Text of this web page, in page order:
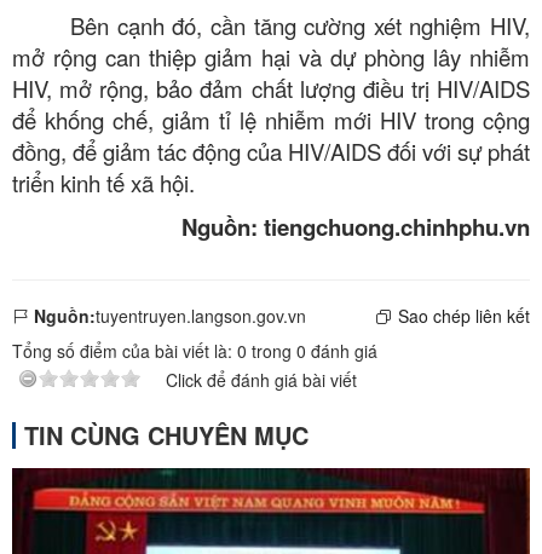
Bên cạnh đó, cần tăng cường xét nghiệm HIV,
mở rộng can thiệp giảm hại và dự phòng lây nhiễm
HIV, mở rộng, bảo đảm chất lượng điều trị HIV/AIDS
để khống chế, giảm tỉ lệ nhiễm mới HIV trong cộng
đồng, để giảm tác động của HIV/AIDS đối với sự phát
triển kinh tế xã hội.
Nguồn: tiengchuong.chinhphu.vn
Nguồn:tuyentruyen.langson.gov.vn
Sao chép liên kết
Tổng số điểm của bài viết là: 0 trong 0 đánh giá
Click để đánh giá bài viết
TIN CÙNG CHUYÊN MỤC